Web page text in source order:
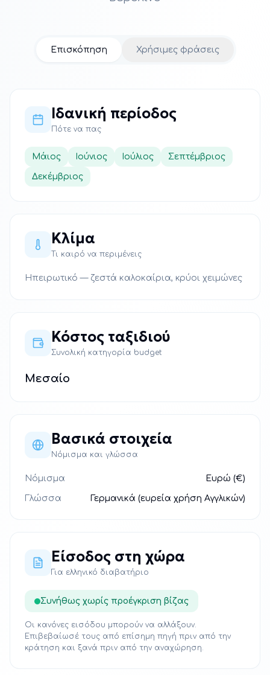
Επισκόπηση Χρήσιμες φράσεις
Ιδανική περίοδος
Πότε να πας
Μάιος Ιούνιος Ιούλιος Σεπτέμβριος
Δεκέμβριος
Κλίμα
Τι καιρό να περιμένεις
Ηπειρωτικό — ζεστά καλοκαίρια, κρύοι χειμώνες
Κόστος ταξιδιού
Συνολική κατηγορία budget
Μεσαίο
Βασικά στοιχεία
Νόμισμα και γλώσσα
Νόμισμα Ευρώ (€)
Γλώσσα Γερμανικά (ευρεία χρήση Αγγλικών)
Είσοδος στη χώρα
Για ελληνικό διαβατήριο
Συνήθως χωρίς προέγκριση βίζας
Οι κανόνες εισόδου μπορούν να αλλάξουν.
Επιβεβαίωσέ τους από επίσημη πηγή πριν από την
κράτηση και ξανά πριν από την αναχώρηση.